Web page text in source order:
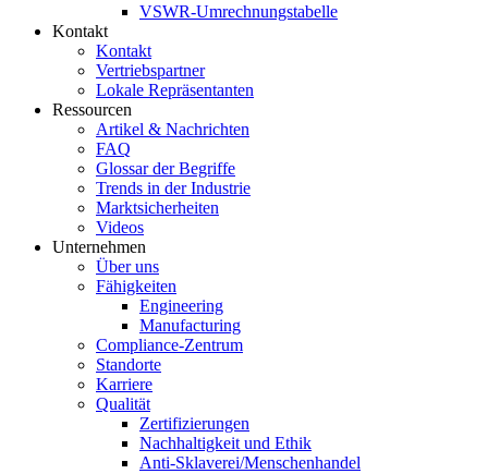
VSWR-Umrechnungstabelle
Kontakt
Kontakt
Vertriebspartner
Lokale Repräsentanten
Ressourcen
Artikel & Nachrichten
FAQ
Glossar der Begriffe
Trends in der Industrie
Marktsicherheiten
Videos
Unternehmen
Über uns
Fähigkeiten
Engineering
Manufacturing
Compliance-Zentrum
Standorte
Karriere
Qualität
Zertifizierungen
Nachhaltigkeit und Ethik
Anti-Sklaverei/Menschenhandel